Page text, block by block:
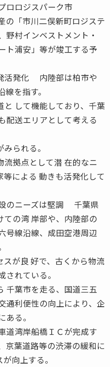
ロロジスパーク市
の「市川二俣新町ロジステ
野村インベストメント・
ト浦安」等が竣工する予
活発化 内陸部は柏市や
を指す。
して機能しており、千葉
配送エリアとして考える
られる。
拠点として潜 在的なニ
による 動きも活発化して
のニーズは堅調 千葉県
の湾 岸部や、内陸部の
号線沿線、成田空港周辺
が良 好で、古くから物流
れている。
千葉市を走る、国道三五
通利便性の向上により、企
る。
道湾岸船橋ＩＣが完成す
京葉道路等の渋滞の緩和に
向上する。